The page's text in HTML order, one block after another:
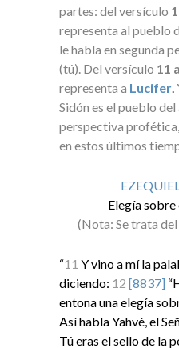
partes: del versículo
representa al pueblo
le habla en segunda
(tú). Del versículo 11
representa a Lucifer.
Sidón es el pueblo
perspectiva
en estos últimos
Elegía
(Nota: Se trata
“11 Y vino a mí la
diciendo: 12 [8837]
entona una elegía
Así habla Yahvé, el
Tú eras el sello de la